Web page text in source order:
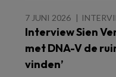
7 JUNI 2026
Interview Sien
met DNA-V de
vinden’